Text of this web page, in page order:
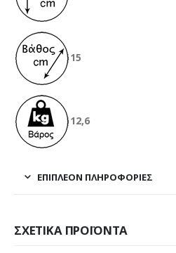
15
12,6
ΕΠΙΠΛΈΟΝ ΠΛΗΡΟΦΟΡΊΕΣ
ΣΧΕΤΙΚΆ ΠΡΟΪΌΝΤΑ